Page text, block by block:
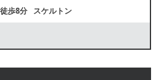
徒歩8分 スケルトン